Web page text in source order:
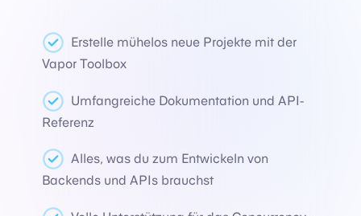
Erstelle mühelos neue Projekte mit der
Vapor Toolbox
Umfangreiche Dokumentation und API-
Referenz
Alles, was du zum Entwickeln von
Backends und APIs brauchst